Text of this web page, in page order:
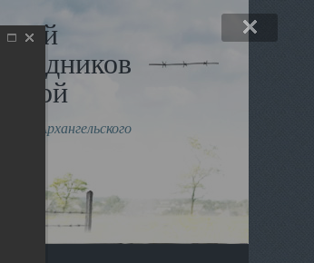
Архангельского